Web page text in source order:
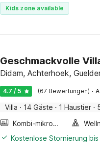
Kids zone available
Geschmackvolle
Didam, Achterhoek,
4.7 / 5 (67 Bewertungen) ·
Villa · 14 Gäste · 1 Haustier ·
Kombi-mikrowelle
Kostenlose Stornierung